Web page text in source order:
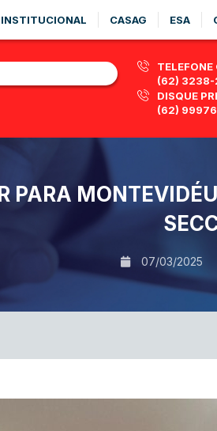
INSTITUCIONAL CASAG ESA
TELEFONE
(62)
DISQUE
(62)
PARA
07/03/2025